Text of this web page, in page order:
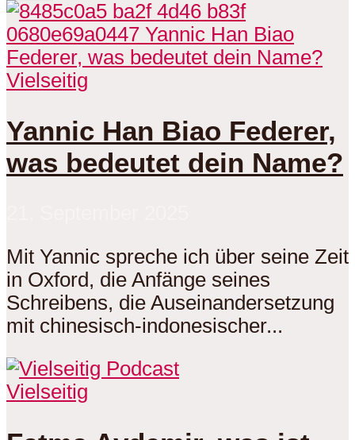
Vielseitig
Yannic Han Biao Federer,
was bedeutet dein Name?
Mit Yannic spreche ich über seine Zeit
in Oxford, die Anfänge seines
Schreibens, die Auseinandersetzung
mit chinesisch-indonesischer...
Vielseitig